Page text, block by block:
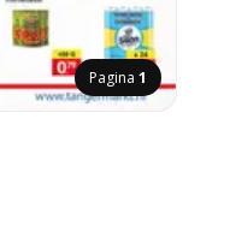
Pagina 1